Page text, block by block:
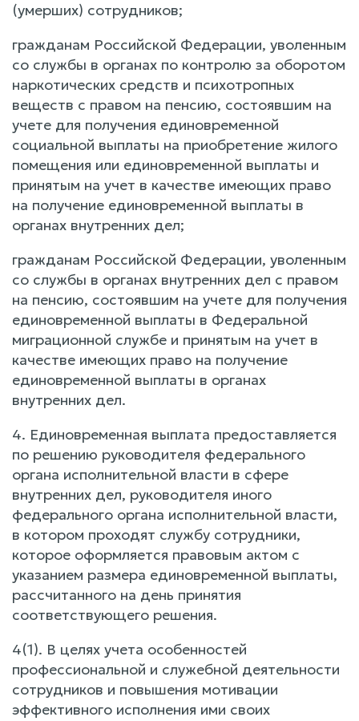
(умерших) сотрудников;
гражданам Российской Федерации, уволенным
со службы в органах по контролю за оборотом
наркотических средств и психотропных
веществ с правом на пенсию, состоявшим на
учете для получения единовременной
социальной выплаты на приобретение жилого
помещения или единовременной выплаты и
принятым на учет в качестве имеющих право
на получение единовременной выплаты в
органах внутренних дел;
гражданам Российской Федерации, уволенным
со службы в органах внутренних дел с правом
на пенсию, состоявшим на учете для получения
единовременной выплаты в Федеральной
миграционной службе и принятым на учет в
качестве имеющих право на получение
единовременной выплаты в органах
внутренних дел.
4. Единовременная выплата предоставляется
по решению руководителя федерального
органа исполнительной власти в сфере
внутренних дел, руководителя иного
федерального органа исполнительной власти,
в котором проходят службу сотрудники,
которое оформляется правовым актом с
указанием размера единовременной выплаты,
рассчитанного на день принятия
соответствующего решения.
4(1). В целях учета особенностей
профессиональной и служебной деятельности
сотрудников и повышения мотивации
эффективного исполнения ими своих